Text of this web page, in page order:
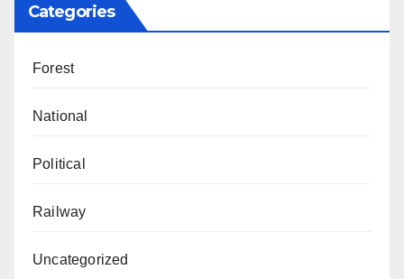
Categories
Forest
National
Political
Railway
Uncategorized